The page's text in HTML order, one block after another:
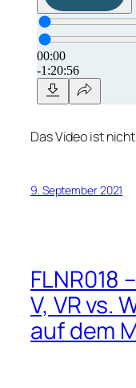
Das Video ist
9. September 2021
FLNR018
V, VR vs.
auf dem